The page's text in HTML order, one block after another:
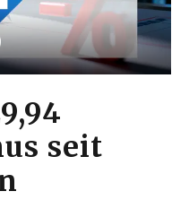
seit